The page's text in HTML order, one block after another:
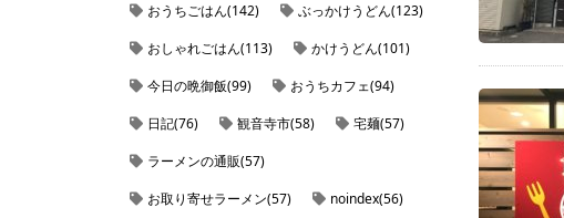
おうちごはん(142)
ぶっかけうどん(123)
おしゃれごはん(113)
かけうどん(101)
今日の晩御飯(99)
おうちカフェ(94)
日記(76)
観音寺市(58)
宅麺(57)
ラーメンの通販(57)
お取り寄せラーメン(57)
noindex(56)